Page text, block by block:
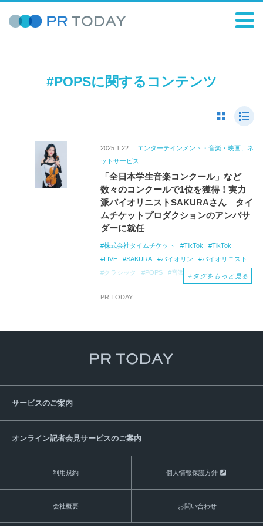
#POPSに関するコンテンツ
2025.1.22
エンターテインメント・音楽・映画、ネ
ットサービス
「全日本学生音楽コンクール」など
数々のコンクールで1位を獲得！実力
派バイオリニストSAKURAさん タイ
ムチケットプロダクションのアンバサ
ダーに就任
株式会社タイムチケット TikTok
TikTok
LIVE
SAKURA バイオリン
バイオリニスト
クラシック
POPS 音楽 MUSIC
Time
＋ タグをもっと見る
PR TODAY
サービスのご案内
オンライン記者会見サービスのご案内
利用規約 個人情報保護方針
会社概要 お問い合わせ